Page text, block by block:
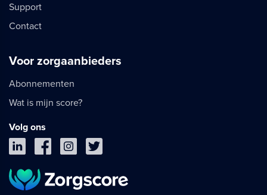
Support
Contact
Voor zorgaanbieders
Abonnementen
Wat is mijn score?
Volg ons